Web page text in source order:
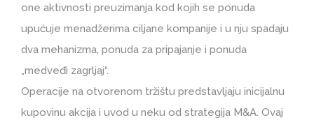
one aktivnosti preuzimanja kod kojih se ponuda
upućuje menadžerima ciljane kompanije i u nju spadaju
dva mehanizma, ponuda za pripajanje i ponuda
„medveđi zagrljaj“.
Operacije na otvorenom tržištu predstavljaju inicijalnu
kupovinu akcija i uvod u neku od strategija M&A. Ovaj